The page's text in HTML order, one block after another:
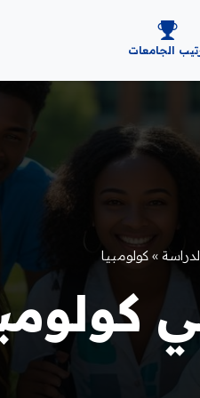
الجامعات
»كولومبيا